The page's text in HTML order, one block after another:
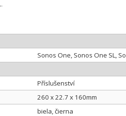
Sonos One, Sonos One SL,
Příslušenství
260 x 22.7 x 160mm
biela, čierna